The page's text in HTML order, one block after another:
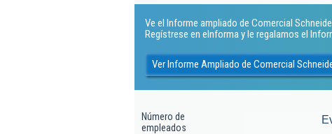
Ve el Informe ampliado de Comercial
Regístrese en eInforma y le regalamos el
Ver Informe Ampliado de Comercial
Número de
empleados